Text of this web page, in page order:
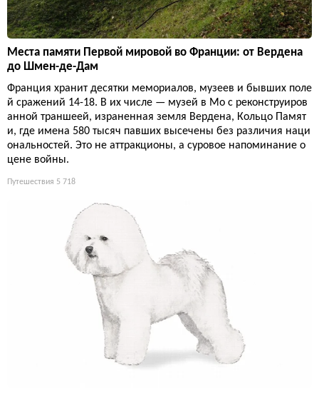
Места памяти Первой мировой во Франции: от Вердена
до Шмен-де-Дам
Франция хранит десятки мемориалов, музеев и бывших поле
й сражений 14-18. В их числе — музей в Мо с реконструиров
анной траншеей, израненная земля Вердена, Кольцо Памят
и, где имена 580 тысяч павших высечены без различия наци
ональностей. Это не аттракционы, а суровое напоминание о
цене войны.
Путешествия 5 718